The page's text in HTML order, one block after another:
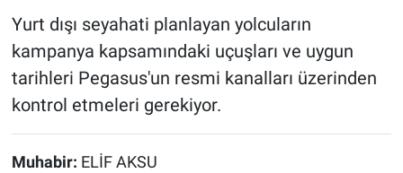
Yurt dışı seyahati planlayan yolcuların
kampanya kapsamındaki uçuşları ve uygun
tarihleri Pegasus'un resmi kanalları üzerinden
kontrol etmeleri gerekiyor.
Muhabir: ELİF AKSU